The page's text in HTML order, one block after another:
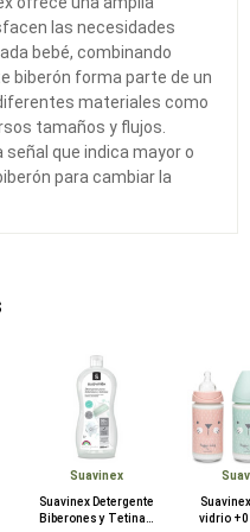
las necesidades
bebé, combinando
biberón forma parte de un
materiales como
tamaños y flujos.
señal que indica mayor o
para cambiar la
Suavinex
Suavinex Detergente
Biberones y Tetinas
vidrio